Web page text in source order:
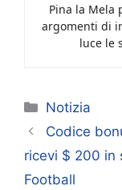
Pina la Mela
argomenti di
luce le
Categorie
Notizia
Codice
ricevi $ 200 in
Football